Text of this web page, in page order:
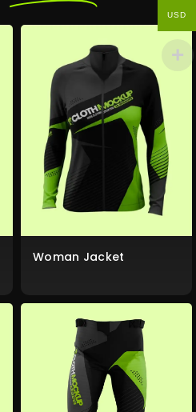
Woman Jacket
USD